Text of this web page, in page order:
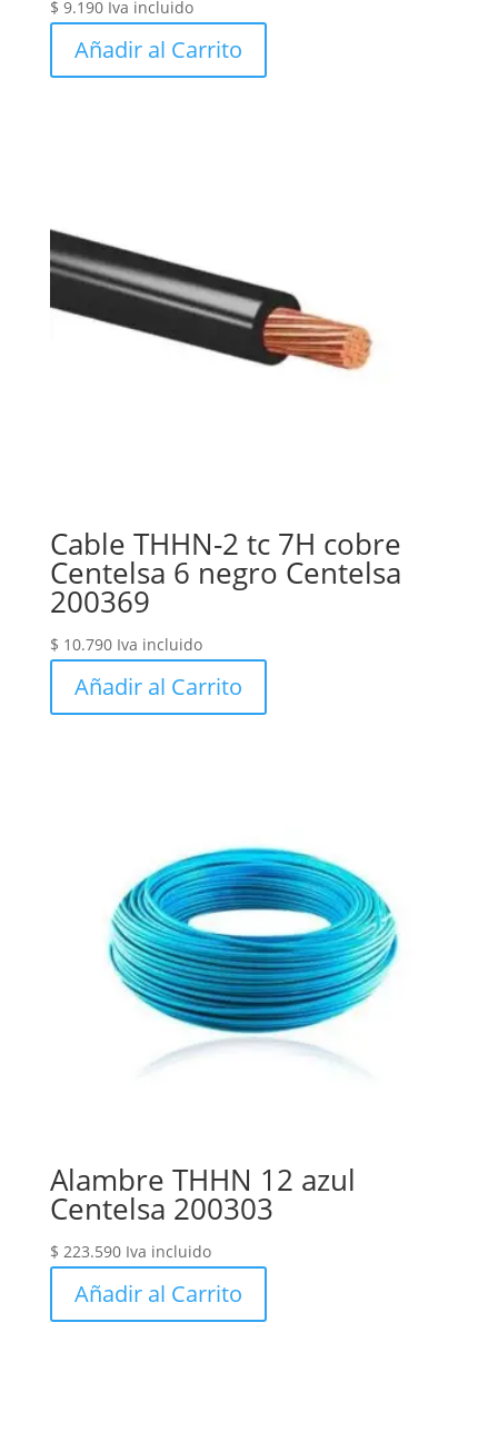
$ 9.190 Iva incluido
Añadir al Carrito
Cable THHN-2 tc 7H cobre
Centelsa 6 negro Centelsa
200369
$ 10.790 Iva incluido
Añadir al Carrito
Alambre THHN 12 azul
Centelsa 200303
$ 223.590 Iva incluido
Añadir al Carrito